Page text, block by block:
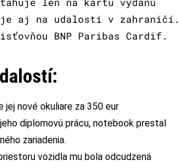
aj na udalosti v zahraničí.
BNP Paribas Cardif.
nové okuliare za 350 eur
diplomovú prácu, notebook prestal
zariadenia.
vozidla mu bola odcudzená